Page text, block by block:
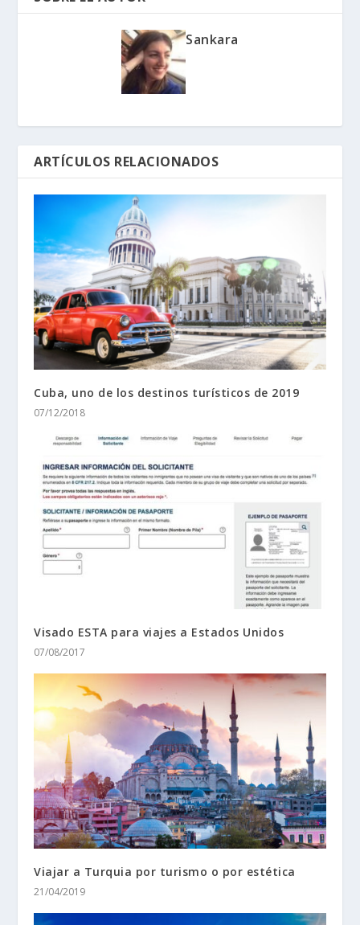
Sankara
ARTÍCULOS RELACIONADOS
Cuba, uno de los destinos turísticos de 2019
07/12/2018
Visado ESTA para viajes a Estados Unidos
07/08/2017
Viajar a Turquia por turismo o por estética
21/04/2019